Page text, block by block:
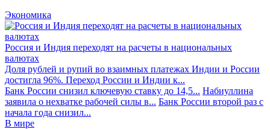
Экономика
Россия и Индия переходят на расчеты в национальных
валютах
Доля рублей и рупий во взаимных платежах Индии и России
достигла 96%. Переход России и Индии к...
Банк России снизил ключевую ставку до 14,5... Набиуллина
заявила о нехватке рабочей силы в... Банк России второй раз с
начала года снизил...
В мире